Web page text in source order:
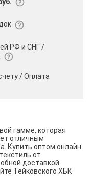
РФ и СНГ /
/Оплата
гамме, которая
отличным
Купить оптом онлайн
от
доставкой
Тейковского ХБК